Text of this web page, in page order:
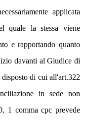
applicata
quale la stessa viene
e rapportando quanto
davanti al Giudice di
di cui all'art.322
in sede non
1 comma cpc prevede